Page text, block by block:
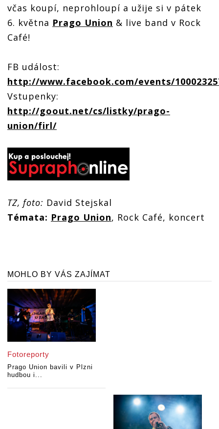
včas koupí, neprohloupí a užije si v pátek
6. května Prago Union & live band v Rock
Café!
FB událost:
http://www.facebook.com/events/
Vstupenky:
http://goout.net/cs/listky/prago-
union/firl/
TZ, foto: David Stejskal
Témata: Prago Union, Rock Café, koncert
MOHLO BY VÁS ZAJÍMAT
Fotoreporty
Prago Union bavili v Plzni
hudbou i...